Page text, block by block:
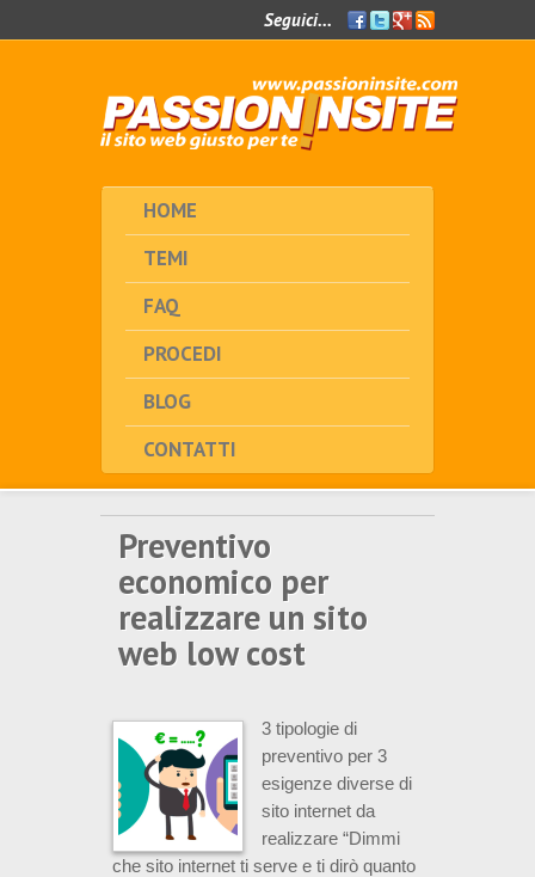
Seguici... Facebook
TwitterGoogle+
RSS
HOME
TEMI
FAQ
PROCEDI
BLOG
CONTATTI
Preventivo
economico per
realizzare un sito
web low cost
3 tipologie di
preventivo per 3
esigenze diverse di
sito internet da
realizzare “Dimmi
che sito internet ti serve e ti dirò quanto